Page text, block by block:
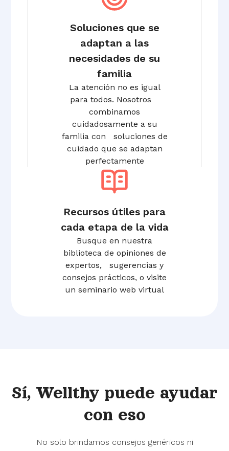
Soluciones que se
adaptan a las
necesidades de su
familia
La atención no es igual
para todos. Nosotros
combinamos
cuidadosamente a su
familia con soluciones de
cuidado que se adaptan
perfectamente
Recursos útiles para
cada etapa de la vida
Busque en nuestra
biblioteca de opiniones de
expertos, sugerencias y
consejos prácticos, o visite
un seminario web virtual
Sí, Wellthy puede ayudar
con eso
No solo brindamos consejos genéricos ni